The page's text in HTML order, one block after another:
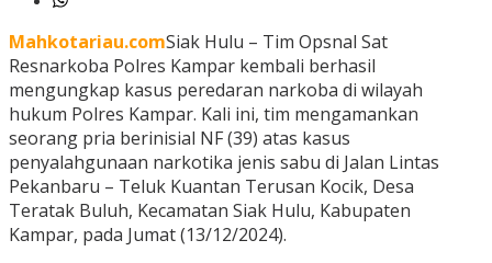
Mahkotariau.comSiak Hulu – Tim Opsnal Sat
Resnarkoba Polres Kampar kembali berhasil
mengungkap kasus peredaran narkoba di wilayah
hukum Polres Kampar. Kali ini, tim mengamankan
seorang pria berinisial NF (39) atas kasus
penyalahgunaan narkotika jenis sabu di Jalan Lintas
Pekanbaru – Teluk Kuantan Terusan Kocik, Desa
Teratak Buluh, Kecamatan Siak Hulu, Kabupaten
Kampar, pada Jumat (13/12/2024).